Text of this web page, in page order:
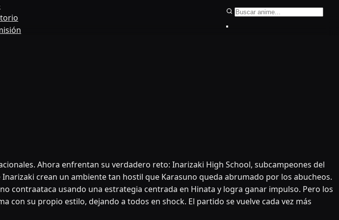
Buscar anime
Ahora enfrentan su verdadero reto: Inarizaki High School, subcampeones del
crean un ambiente tan hostil que Karasuno queda abrumado por los abucheos.
contraataca usando una estrategia centrada en Hinata y logra ganar impulso. Pero los
con su propio estilo, dejando a todos en shock. El partido se vuelve cada vez más